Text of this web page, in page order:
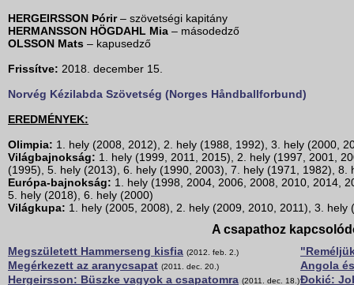
HERGEIRSSON Þórir– szövetségi kapitány
HERMANSSON HÖGDAHL Mia – másodedző
OLSSON Mats – kapusedző
Frissítve: 2018. december 15.
Norvég Kézilabda Szövetség (Norges Håndballforbund)
EREDMÉNYEK:
Olimpia: 1. hely (2008, 2012), 2. hely (1988, 1992), 3. hely (2000,
Világbajnokság: 1. hely (1999, 2011, 2015), 2. hely (1997, 2001,
(1995), 5. hely (2013), 6. hely (1990, 2003), 7. hely (1971, 1982), 8.
Európa-bajnokság: 1. hely (1998, 2004, 2006, 2008, 2010, 2014,
5. hely (2018), 6. hely (2000)
Világkupa: 1. hely (2005, 2008), 2. hely (2009, 2010, 2011), 3. hely
A csapathoz
Megszületett Hammerseng kisfia (2012. feb. 2.)
Megérkezett az aranycsapat (2011. dec. 20.)
Hergeirsson: Büszke vagyok a csapatomra (2011. dec. 18.)
Angola
Đokić: